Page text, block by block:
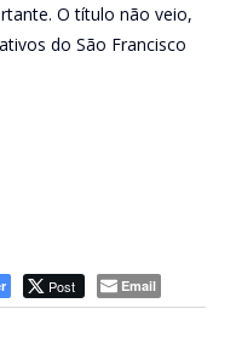
O título não veio,
do São Francisco
Post Email